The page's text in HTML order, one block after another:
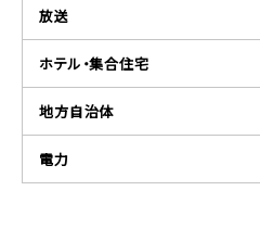
放送
ホテル・集合住宅
地方自治体
電力